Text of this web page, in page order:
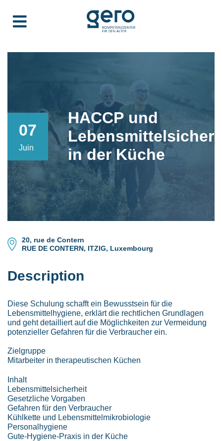
07
Juin
HACCP und
in der Küche
20, rue de Contern
RUE DE CONTERN, ITZIG, Luxembourg
Description
Diese Schulung schafft ein Bewusstsein für die
Lebensmittelhygiene, erklärt die rechtlichen Grundlagen
und geht detailliert auf die Möglichkeiten zur Vermeidung
potenzieller Gefahren für die Verbraucher ein.
Zielgruppe
Mitarbeiter in therapeutischen Küchen
Inhalt
Lebensmittelsicherheit
Gesetzliche Vorgaben
Gefahren für den Verbraucher
Kühlkette und Lebensmittelmikrobiologie
Personalhygiene
Gute-Hygiene-Praxis in der Küche